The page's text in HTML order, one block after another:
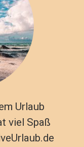
Urlaub
viel Spaß